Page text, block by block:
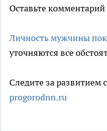
Оставьте
Личность мужчины
уточняются все
Следите за развитием
progorodnn.ru